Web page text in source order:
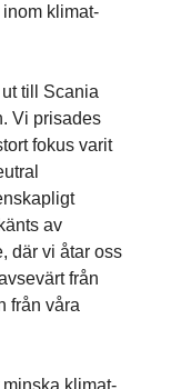
klimat-
till Scania
Vi prisades
fokus varit
av
där vi åtar oss
från
från våra
klimat-